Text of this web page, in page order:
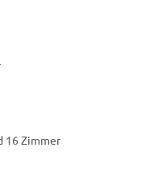
16 Zimmer